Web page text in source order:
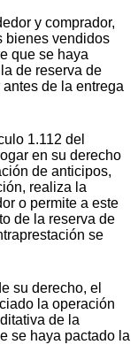
y comprador,
bienes vendidos
que se haya
de reserva de
de la entrega
1.112 del
en su derecho
de anticipos,
realiza la
o permite a este
de la reserva de
se
su derecho, el
la operación
de la
se haya pactado la